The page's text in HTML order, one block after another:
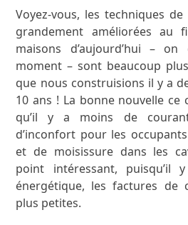
Voyez-vous, les techniques
grandement améliorées
maisons d’aujourd’hui –
moment – sont beaucoup
que nous construisions il y a
10 ans ! La bonne nouvelle ce
qu’il y a moins de
d’inconfort pour les
et de moisissure dans les
point intéressant,
énergétique, les factures de
plus petites.